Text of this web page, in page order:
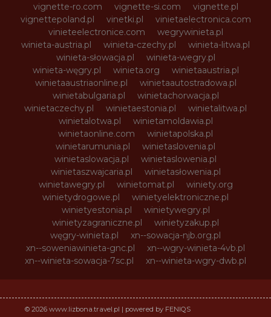
vignette-ro.com
vignette-si.com
vignette.pl
vignettepoland.pl
vinetki.pl
vinietaelectronica.com
vinieteelectronice.com
wegrywinieta.pl
winieta-austria.pl
winieta-czechy.pl
winieta-litwa.pl
winieta-słowacja.pl
winieta-wegry.pl
winieta-węgry.pl
winieta.org
winietaaustria.pl
winietaaustriaonline.pl
winietaautostradowa.pl
winietabulgaria.pl
winietachorwacja.pl
winietaczechy.pl
winietaestonia.pl
winietalitwa.pl
winietalotwa.pl
winietamoldawia.pl
winietaonline.com
winietapolska.pl
winietarumunia.pl
winietaslovenia.pl
winietaslowacja.pl
winietaslowenia.pl
winietaszwajcaria.pl
winietasłowenia.pl
winietawegry.pl
winietomat.pl
winiety.org
winietydrogowe.pl
winietyelektroniczne.pl
winietyestonia.pl
winietywegry.pl
winietyzagraniczne.pl
winietyzakup.pl
węgry-winieta.pl
xn--sowacja-njb.org.pl
xn--soweniawinieta-gnc.pl
xn--wgry-winieta-4vb.pl
xn--winieta-sowacja-7sc.pl
xn--winieta-wgry-dwb.pl
© 2026 www.lizbona.travel.pl | powered by FENIQS